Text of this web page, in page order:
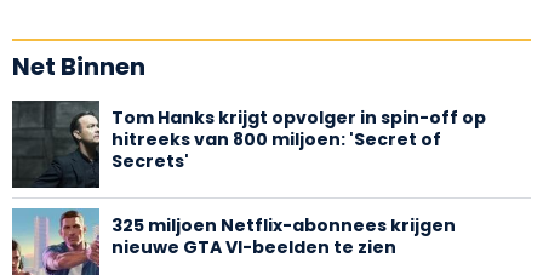
Net Binnen
Tom Hanks krijgt opvolger in spin-off op
hitreeks van 800 miljoen: 'Secret of
Secrets'
325 miljoen Netflix-abonnees krijgen
nieuwe GTA VI-beelden te zien